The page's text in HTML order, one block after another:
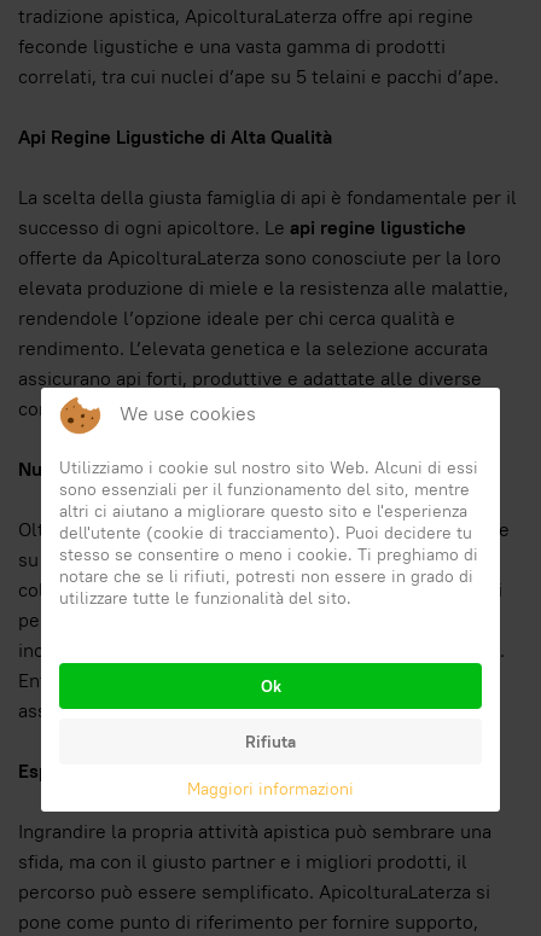
tradizione apistica, ApicolturaLaterza offre api regine
feconde ligustiche e una vasta gamma di prodotti
correlati, tra cui nuclei d’ape su 5 telaini e pacchi d’ape.
Api Regine Ligustiche di Alta Qualità
La scelta della giusta famiglia di api è fondamentale per il
successo di ogni apicoltore. Le api regine ligustiche
offerte da ApicolturaLaterza sono conosciute per la loro
elevata produzione di miele e la resistenza alle malattie,
rendendole l’opzione ideale per chi cerca qualità e
rendimento. L’elevata genetica e la selezione accurata
assicurano api forti, produttive e adattate alle diverse
condizioni climatiche e ambientali.
Nuclei d’Ape e Pacchi d’Ape
Oltre alle regine, ApicolturaLaterza propone nuclei d’ape
su 5 telaini, perfetti per chi desidera iniziare una nuova
colonia in tempi brevi. I pacchi d’ape, invece, sono ideali
per rimpiazzare rapidamente le popolazioni perdute o
incrementare il numero di individui nelle arnie esistenti.
Entrambi i prodotti sono garantiti per qualità e salute,
assicurando il successo della tua apicoltura.
Espansione dell’Attività Apistica
Ingrandire la propria attività apistica può sembrare una
sfida, ma con il giusto partner e i migliori prodotti, il
percorso può essere semplificato. ApicolturaLaterza si
pone come punto di riferimento per fornire supporto,
We use cookies
Utilizziamo i cookie sul nostro sito Web. Alcuni di essi
sono essenziali per il funzionamento del sito, mentre
altri ci aiutano a migliorare questo sito e l'esperienza
dell'utente (cookie di tracciamento). Puoi decidere tu
stesso se consentire o meno i cookie. Ti preghiamo di
notare che se li rifiuti, potresti non essere in grado di
utilizzare tutte le funzionalità del sito.
Ok
Rifiuta
Maggiori informazioni